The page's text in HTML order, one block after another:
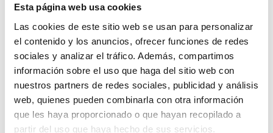
Esta página web usa cookies
Las cookies de este sitio web se usan para personalizar
el contenido y los anuncios, ofrecer funciones de redes
sociales y analizar el tráfico. Además, compartimos
información sobre el uso que haga del sitio web con
nuestros partners de redes sociales, publicidad y análisis
web, quienes pueden combinarla con otra información
que les haya proporcionado o que hayan recopilado a
partir del uso que haya hecho de sus servicios.
Tipo de
Datos
permitidos
ejemplo
Texto
Nombre del
producto
Cualquier letra,
número o
símbolo
Caña de
pesca
Precio Coste
Números y
caracteres de
monedas
49,99€
Números y